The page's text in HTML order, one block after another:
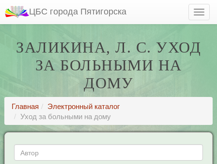
ЦБС города Пятигорска
ЗАЛИКИНА, Л. С. УХОД
ЗА БОЛЬНЫМИ НА
ДОМУ
Главная
Электронный каталог
Уход за больными на дому